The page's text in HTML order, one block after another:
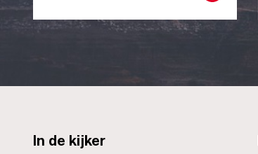
In de kijker